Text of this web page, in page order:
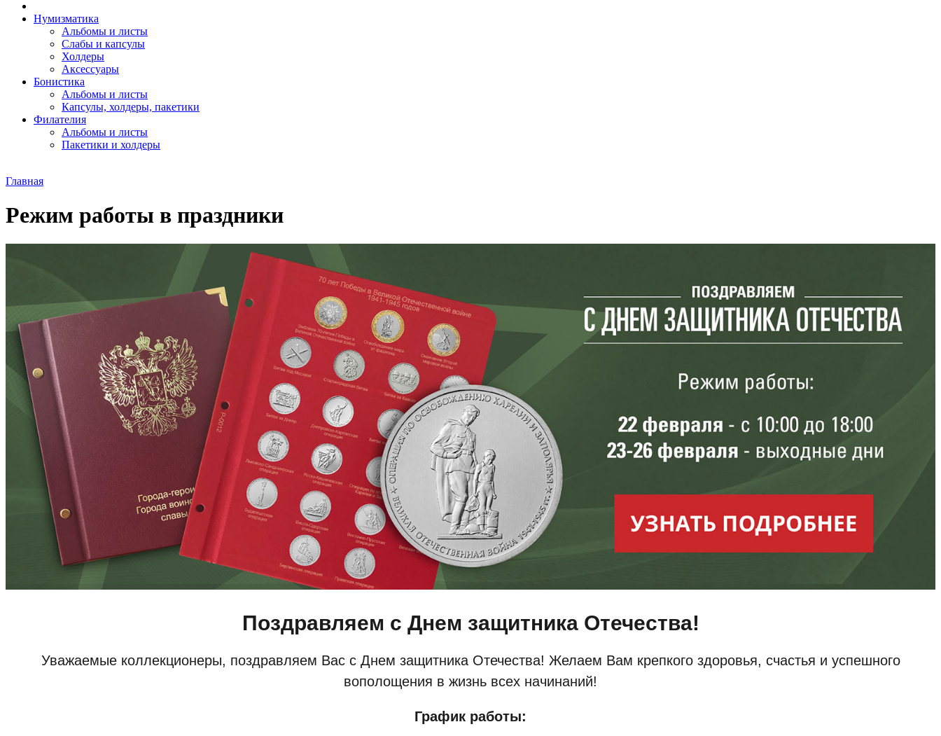
Нумизматика
Альбомы и листы
Слабы и капсулы
Холдеры
Аксессуары
Бонистика
Альбомы и листы
Капсулы, холдеры, пакетики
Филателия
Альбомы и листы
Пакетики и холдеры
Главная
Режим работы в праздники
Поздравляем с Днем защитника Отечества!
Уважаемые коллекционеры, поздравляем Вас с Днем защитника Отечества! Желаем Вам крепкого здоровья, счастья и успешного
вополощения в жизнь всех начинаний!
График работы: